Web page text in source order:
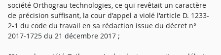
société Orthograu technologies, ce qui revêtait un caractère
de précision suffisant, la cour d'appel a violé l'article D. 1233-
2-1 du code du travail en sa rédaction issue du décret n°
2017-1725 du 21 décembre 2017 ;